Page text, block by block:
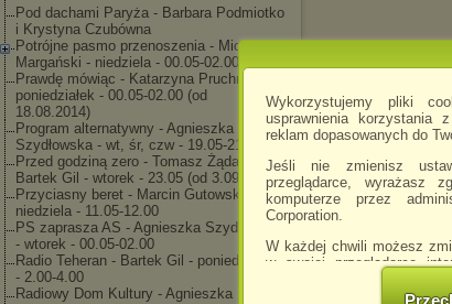
Wykorzystujemy pliki
usprawnienia korzystania
reklam dopasowanych do
Jeśli nie zmienisz
przeglądarce, wyrażasz
komputerze przez
Corporation.
W każdej chwili możesz
w swojej przeglądarce
Pod dachami Paryża - Barbara Podmiotko
i Krystyna Czubówna
Potrójne pasmo przenoszenia - Michał
Margański - niedziela - 00.05-02.00
Prawdę mówiąc - Katarzyna Pruchnicka -
poniedziałek - 00.05-02.00 (od
18.08.2014)
Program alternatywny - Agnieszka
Szydłowska - wt, śr, czw - 19.05-21.00
Przed godziną zero - Tomasz Żąda,
Bartek Gil - wtorek - 23.05 (od 3.09.2013)
Przyciasny beret - Marcin Gutowski -
niedziela - 11.05-12.00
PS zaprasza AS - Agnieszka Szydłowska
- wtorek - 00.05-02.00
Radio Teheran - Bartek Gil - poniedziałek
- 2.00-4.00
Radiowy Dom Kultury - Agnieszka